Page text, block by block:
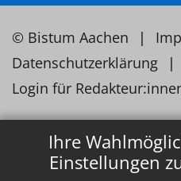
Ihre
Einstellungen
© Bistum Aachen
Datenschutzerklärung
Login für